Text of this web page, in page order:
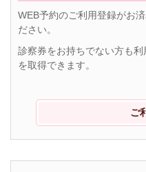
WEB予約のご利用登録がお
ださい。
診察券をお持ちでない方も
を取得できます。
ご